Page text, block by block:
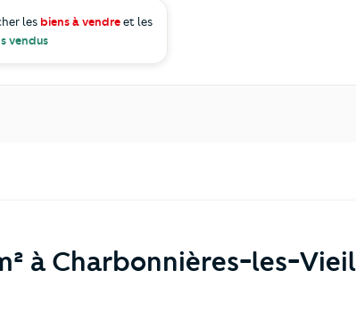
les biens à vendreet les
vendus
à Charbonnières-les-